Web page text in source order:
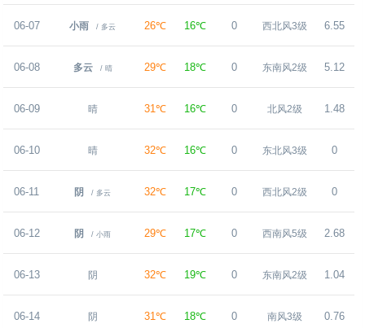
06-07 小雨 / 多云 26℃ 16℃ 0 西北风3级 6.55
06-08 多云 / 晴 29℃ 18℃ 0 东南风2级 5.12
06-09 晴 31℃ 16℃ 0 北风2级 1.48
06-10 晴 32℃ 16℃ 0 东北风3级 0
06-11 阴 / 多云 32℃ 17℃ 0 西北风2级 0
06-12 阴 / 小雨 29℃ 17℃ 0 西南风5级 2.68
06-13 阴 32℃ 19℃ 0 东南风2级 1.04
06-14 阴 31℃ 18℃ 0 南风3级 0.76